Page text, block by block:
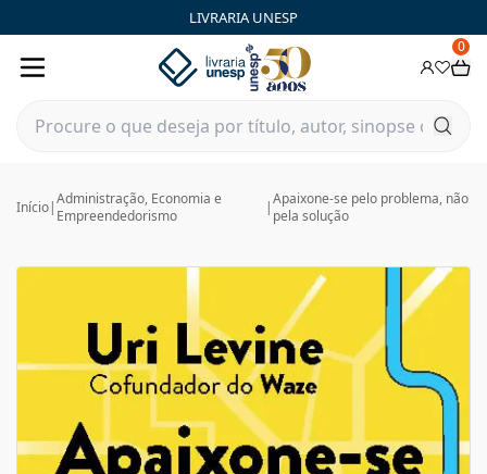
LIVRARIA UNESP
0
Início|Administração, Economia e
Empreendedorismo
|Apaixone-se pelo problema, não
pela solução